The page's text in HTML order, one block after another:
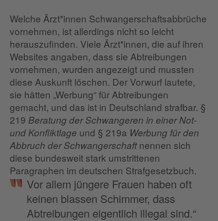
Welche Ärzt*innen Schwangerschaftsabbrüche
vornehmen, ist allerdings nicht so leicht
herauszufinden. Viele Ärzt*innen, die auf ihren
Websites angaben, dass sie Abtreibungen
vornehmen, wurden angezeigt und mussten
diese Auskunft löschen. Der Vorwurf lautete,
sie hätten „Werbung“ für Abtreibungen
gemacht, und das ist in Deutschland strafbar. §
219 Beratung der Schwangeren in einer Not-
und Konfliktlage und § 219a Werbung für den
Abbruch der Schwangerschaftnennen sich
diese bundesweit stark umstrittenen
Paragraphen im deutschen Strafgesetzbuch.
Vor allem jüngere Frauen haben oft
keinen blassen Schimmer, dass
Abtreibungen eigentlich illegal sind.“